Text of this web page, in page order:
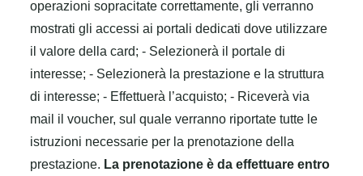
operazioni sopracitate correttamente, gli verranno
mostrati gli accessi ai portali dedicati dove utilizzare
il valore della card; - Selezionerà il portale di
interesse; - Selezionerà la prestazione e la struttura
di interesse; - Effettuerà l’acquisto; - Riceverà via
mail il voucher, sul quale verranno riportate tutte le
istruzioni necessarie per la prenotazione della
prestazione. La prenotazione è da effettuare entro